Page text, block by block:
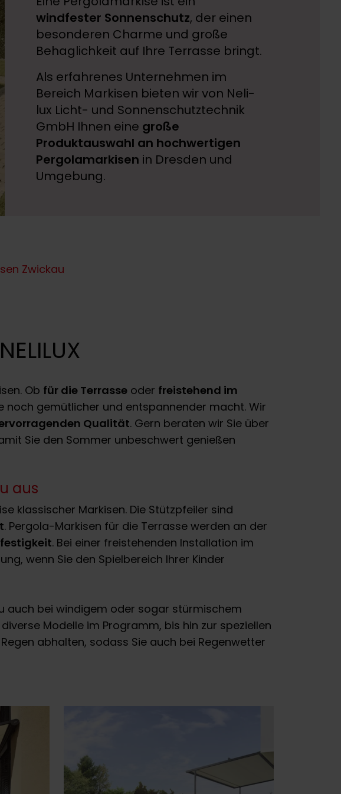
Zwickau
windfester Sonnenschutz, der einen
besonderen Charme und große
Behaglichkeit auf Ihre Terrasse bringt.
Als erfahrenes Unternehmen im
Bereich Markisen bieten wir von Neli-
lux Licht- und Sonnenschutztechnik
GmbH Ihnen eine große
Produktauswahl an hochwertigen
Pergolamarkisen in Dresden und
Umgebung.
Ob für die Terrasse oder freistehend im
noch gemütlicher und entspannender macht. Wir
Qualität. Gern beraten wir Sie über
Sie den Sommer unbeschwert genießen
aus
klassischer Markisen. Die Stützpfeiler sind
. Pergola-Markisen für die Terrasse werden an der
. Bei einer freistehenden Installation im
wenn Sie den Spielbereich Ihrer Kinder
auch bei windigem oder sogar stürmischem
Modelle im Programm, bis hin zur speziellen
abhalten, sodass Sie auch bei Regenwetter